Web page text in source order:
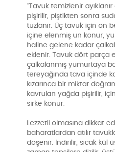
“Tavuk temizlenir
pişirilir, piştikten sonra
tuzlanır. Üç tavuk için on
içine elenmiş un konur,
haline gelene kadar
eklenir. Tavuk dört parça
çalkalanmış yumurtaya
tereyağında tava içinde
kızarınca bir miktar
kavrulan yağda pişirilir,
sirke konur.
Lezzetli olmasına dikkat
baharatlardan atılır
döşenir. İndirilir, sıcak kül